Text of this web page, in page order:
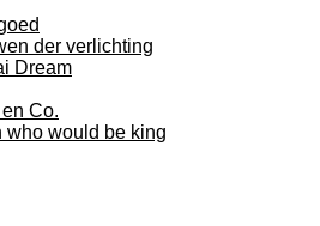
der verlichting
Dream
Co.
who would be king